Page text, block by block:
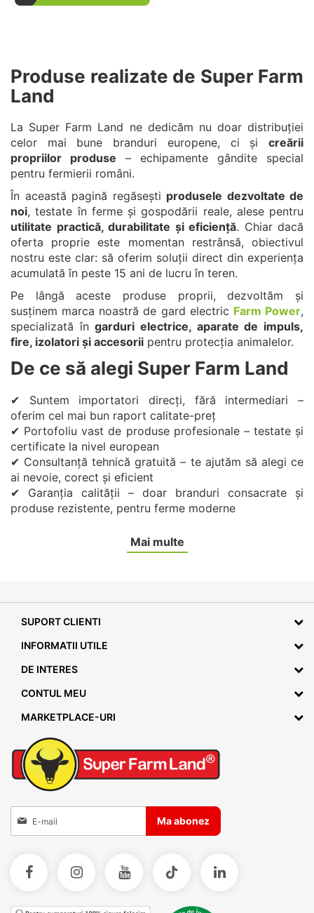
Produse realizate de Super Farm
Land
La Super Farm Land ne dedicăm nu doar distribuției
celor mai bune branduri europene, ci și creării
propriilor produse – echipamente gândite special
pentru fermierii români.
În această pagină regăsești produsele dezvoltate de
noi, testate în ferme și gospodării reale, alese pentru
utilitate practică, durabilitate și eficiență. Chiar dacă
oferta proprie este momentan restrânsă, obiectivul
nostru este clar: să oferim soluții direct din experiența
acumulată în peste 15 ani de lucru în teren.
Pe lângă aceste produse proprii, dezvoltăm și
susținem marca noastră de gard electric Farm Power,
specializată îngarduri electrice, aparate de impuls,
fire, izolatori și accesorii pentru protecția animalelor.
De ce să alegi Super Farm Land
✔ Suntem importatori direcți, fără intermediari –
oferim cel mai bun raport calitate-preț
✔ Portofoliu vast de produse profesionale – testate și
certificate la nivel european
✔ Consultanță tehnică gratuită – te ajutăm să alegi ce
ai nevoie, corect și eficient
✔ Garanția calității – doar branduri consacrate și
produse rezistente, pentru ferme moderne
Mai multe
SUPORT CLIENTI
INFORMATII UTILE
DE INTERES
CONTUL MEU
MARKETPLACE-URI
Inscrieti-va la Buletinele noastre informative
Ma abonez